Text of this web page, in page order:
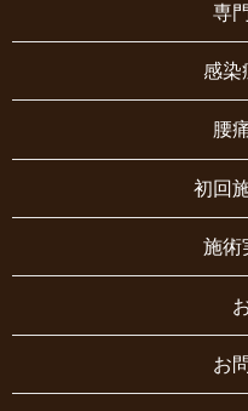
専
感染
腰
初回
施術
お